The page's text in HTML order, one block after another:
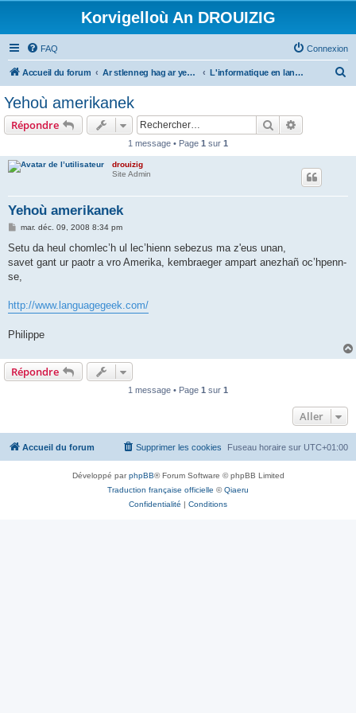
Korvigelloù An DROUIZIG
FAQ Connexion
Accueil du forum Ar stlenneg hag ar yezhoù bihan er bed a-bezh L'informatique en langues régionales et minoritaires
Yehoù amerikanek
Répondre Rechercher
1 message • Page 1 sur 1
drouizig
Site Admin
Yehoù amerikanek
M
s
a
g
e
mar. déc. 09, 2008 8:34 pm
Setu da heul chomlec’h ul lec’hienn sebezus ma z'eus unan,
savet gant ur paotr a vro Amerika, kembraeger ampart anezhañ oc’hpenn-
se,
http://www.languagegeek.com/
Philippe
Répondre
1 message • Page 1 sur 1
Aller
Accueil du forum Fuseau horaire sur UTC+01:00
Supprimer les cookies
Développé parphpBB® Forum Software © phpBB Limited
Traduction française officielle ©Qiaeru
Confidentialité | Conditions